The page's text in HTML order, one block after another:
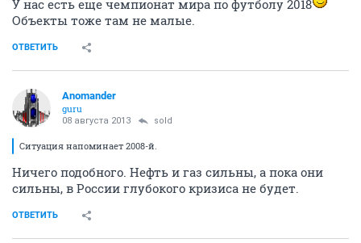
У нас есть еще чемпионат мира по футболу 2018
Объекты тоже там не малые.
ОТВЕТИТЬ
Anomander
guru
08 августа 2013 sold
Ситуация напоминает 2008-й.
Ничего подобного. Нефть и газ сильны, а пока они
сильны, в России глубокого кризиса не будет.
ОТВЕТИТЬ